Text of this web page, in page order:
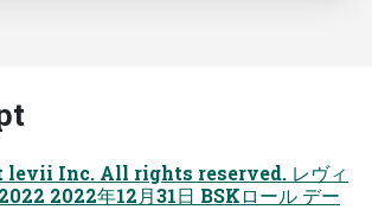
Inc. All rights reserved. レヴィ
2022年12月31日 BSKロール デー